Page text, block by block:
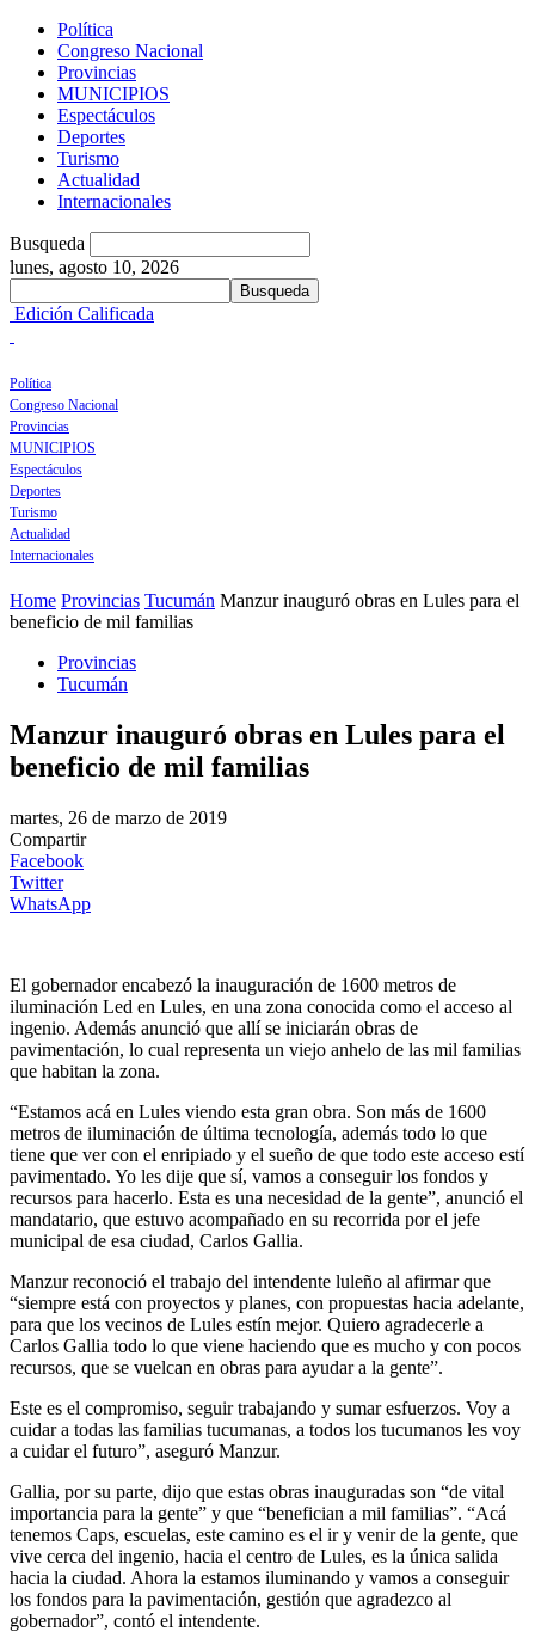
Política
Congreso Nacional
Provincias
MUNICIPIOS
Espectáculos
Deportes
Turismo
Actualidad
Internacionales
Busqueda
lunes, agosto 10, 2026
Edición Calificada
Política
Congreso Nacional
Provincias
MUNICIPIOS
Espectáculos
Deportes
Turismo
Actualidad
Internacionales
Home Provincias Tucumán Manzur inauguró obras en Lules para el
beneficio de mil familias
Provincias
Tucumán
Manzur inauguró obras en Lules para el
beneficio de mil familias
martes, 26 de marzo de 2019
Compartir
Facebook
Twitter
WhatsApp
El gobernador encabezó la inauguración de 1600 metros de
iluminación Led en Lules, en una zona conocida como el acceso al
ingenio. Además anunció que allí se iniciarán obras de
pavimentación, lo cual representa un viejo anhelo de las mil familias
que habitan la zona.
“Estamos acá en Lules viendo esta gran obra. Son más de 1600
metros de iluminación de última tecnología, además todo lo que
tiene que ver con el enripiado y el sueño de que todo este acceso estí
pavimentado. Yo les dije que sí, vamos a conseguir los fondos y
recursos para hacerlo. Esta es una necesidad de la gente”, anunció el
mandatario, que estuvo acompañado en su recorrida por el jefe
municipal de esa ciudad, Carlos Gallia.
Manzur reconoció el trabajo del intendente luleño al afirmar que
“siempre está con proyectos y planes, con propuestas hacia adelante,
para que los vecinos de Lules estín mejor. Quiero agradecerle a
Carlos Gallia todo lo que viene haciendo que es mucho y con pocos
recursos, que se vuelcan en obras para ayudar a la gente”.
Este es el compromiso, seguir trabajando y sumar esfuerzos. Voy a
cuidar a todas las familias tucumanas, a todos los tucumanos les voy
a cuidar el futuro”, aseguró Manzur.
Gallia, por su parte, dijo que estas obras inauguradas son “de vital
importancia para la gente” y que “benefician a mil familias”. “Acá
tenemos Caps, escuelas, este camino es el ir y venir de la gente, que
vive cerca del ingenio, hacia el centro de Lules, es la única salida
hacia la ciudad. Ahora la estamos iluminando y vamos a conseguir
los fondos para la pavimentación, gestión que agradezco al
gobernador”, contó el intendente.